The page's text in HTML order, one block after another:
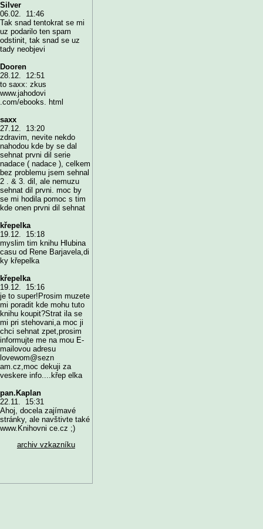
Silver
06.02. 11:46
Tak snad tentokrat se mi
uz podarilo ten spam
odstinit, tak snad se uz
tady neobjevi
Dooren
28.12. 12:51
to saxx: zkus
www.jahodovi
.com/ebooks. html
saxx
27.12. 13:20
zdravim, nevite nekdo
nahodou kde by se dal
sehnat prvni dil serie
nadace ( nadace ), celkem
bez problemu jsem sehnal
2 . & 3. dil, ale nemuzu
sehnat dil prvni. moc by
se mi hodila pomoc s tim
kde onen prvni dil sehnat
křepelka
19.12. 15:18
myslim tim knihu Hlubina
casu od Rene Barjavela,di
ky křepelka
křepelka
19.12. 15:16
je to super!Prosim muzete
mi poradit kde mohu tuto
knihu koupit?Strat ila se
mi pri stehovani,a moc ji
chci sehnat zpet,prosim
informujte me na mou E-
mailovou adresu
lovewom@sezn
am.cz,moc dekuji za
veskere info....křep elka
pan.Kaplan
22.11. 15:31
Ahoj, docela zajímavé
stránky, ale navštivte také
www.Knihovni ce.cz ;)
archiv vzkazníku